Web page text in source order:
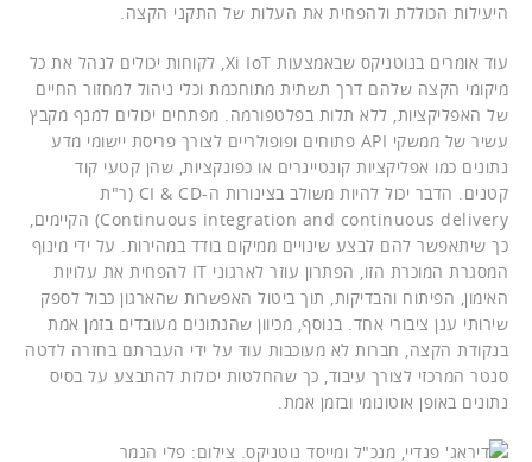
היעילות הכוללת ולהפחית את העלות של התקני הקצה.
עוד אומרים בנוטניקס שבאמצעות Xi IoT, לקוחות יכולים לנהל את כל
מיקומי הקצה שלהם דרך תשתית מתוחכמת וכלי ניהול למחזור החיים
של האפליקציות, ללא תלות בפלטפורמה. מפתחים יכולים למנף מקבץ
עשיר של ממשקי API פתוחים ופופולריים לצורך פריסת יישומי מדע
נתונים כמו אפליקציות קונטיינרים או כפונקציות, שהן קטעי קוד
קטנים. הדבר יכול להיות משולב בצינורות ה-CI & CD (ר"ת
Continuous integration and continuous delivery) הקיימים,
כך שיתאפשר להם לבצע שינויים ממיקום בודד במהירות. על ידי מינוף
המסגרת המוכרת הזו, הפתרון עוזר לארגוני IT להפחית את עלויות
האימון, הפיתוח והבדיקות, תוך ביטול האפשרות שהארגון כבול לספק
שירותי ענן ציבורי אחד. בנוסף, מכיוון שהנתונים מעובדים בזמן אמת
בנקודת הקצה, חברות לא מעוכבות עוד על ידי העברתם בחזרה לדטה
סנטר המרכזי לצורך עיבוד, כך שהחלטות יכולות להתבצע על בסיס
נתונים באופן אוטונומי ובזמן אמת.